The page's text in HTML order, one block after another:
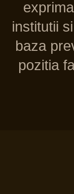
institutii
baza
pozitia